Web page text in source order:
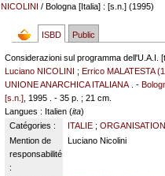
NICOLINI / Bologna [Italia] : [s.n.] (1995)
ISBD Public
Considerazioni sul programma dell'U.A.I.
Luciano NICOLINI ;Errico MALATESTA
UNIONE ANARCHICA ITALIANA . -
[s.n.] , 1995 . - 35 p. ; 21 cm.
Langues : Italien (ita)
Catégories :
ITALIE;
Mention de
responsabilité
:
Luciano Nicolini